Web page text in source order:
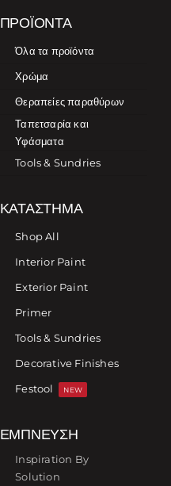
ΠΡΟΪΌΝΤΑ
Όλα τα προϊόντα
Χρώμα
Θεραπείες παραθύρων
Ταπετσαρία και
Υφάσματα
Tools & Sundries
ΚΑΤΆΣΤΗΜΑ
Shop All
Interior Paint
Exterior Paint
Primer
Tools & Sundries
Decorative Finishes
Festool
NEW
ΈΜΠΝΕΥΣΗ
Inspiration By
Solution